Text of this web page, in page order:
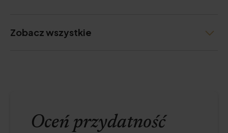
Zobacz wszystkie
Oceń przydatność